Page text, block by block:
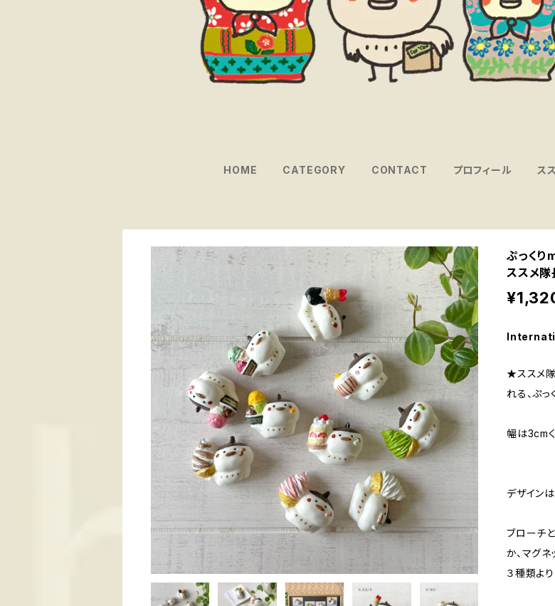
HOME CATEGORY CONTACT プロフィール ス
ぷっくり
ススメ隊
★ススメ隊
れる、ぷ
幅は3cm
デザイン
ブローチ
か、マグ
３種類よ